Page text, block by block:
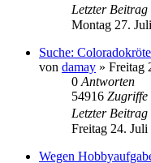
Letzter Beitrag
Montag 27.
Suche:
von damay » Freitag
0 Antworten
54916 Zugriffe
Letzter Beitrag
Freitag 24.
Wegen